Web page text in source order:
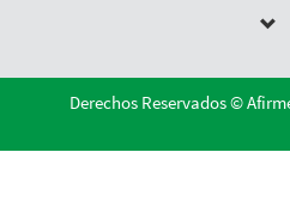
Derechos Reservados ©